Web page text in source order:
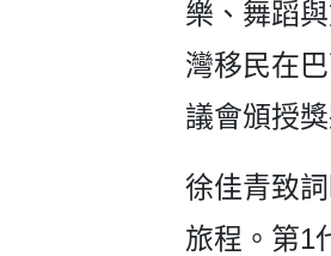
樂、舞蹈
灣移民在
議會頒授
徐佳青致
旅程。第1